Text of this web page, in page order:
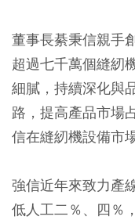
董事長綦秉信親手
超過七千萬個縫紉
細膩，持續深化與
路，提高產品市場
信在縫紉機設備市
強信近年來致力產
低人工二％、四％